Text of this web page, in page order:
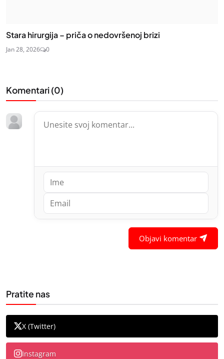
Stara hirurgija – priča o nedovršenoj brizi
Jan 28, 2026 0
Komentari (0)
Objavi komentar
Pratite nas
X (Twitter)
Instagram